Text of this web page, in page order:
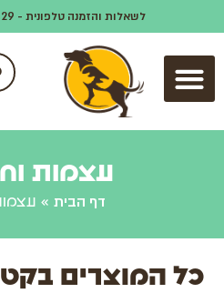
לשאלות והזמנה טלפונית - 050-227-7429 לחצו כאן
עצמות
דף הבית »
כל המוצרים